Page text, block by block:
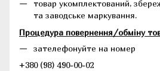
товар укомплектований,
та заводське маркування.
Процедура повернення/обміну
зателефонуйте на номер
+380 (98) 490-00-02